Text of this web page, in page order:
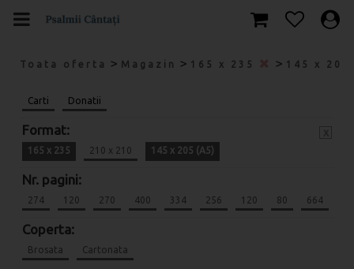
Toata oferta > Magazin > 165 x 235 > 145 x
Carti Donatii
Format:
165 x 235 210 x 210 145 x 205 (A5)
Nr. pagini:
274 120 270 400 334 256 120 80 664
Coperta:
Brosata Cartonata